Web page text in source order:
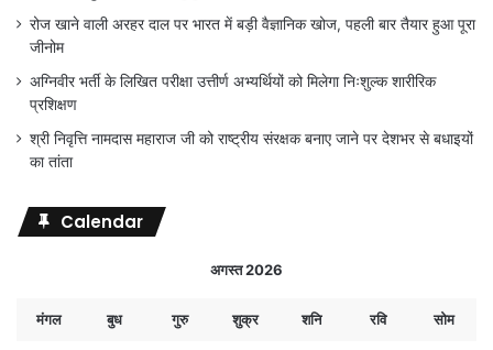
रोज खाने वाली अरहर दाल पर भारत में बड़ी वैज्ञानिक खोज, पहली बार तैयार हुआ पूरा
जीनोम
अग्निवीर भर्ती के लिखित परीक्षा उत्तीर्ण अभ्यर्थियों को मिलेगा निःशुल्क शारीरिक
प्रशिक्षण
श्री निवृत्ति नामदास महाराज जी को राष्ट्रीय संरक्षक बनाए जाने पर देशभर से बधाइयों
का तांता
Calendar
अगस्त 2026
मंगल बुध गुरु शुक्र शनि रवि सोम